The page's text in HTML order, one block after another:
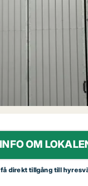
OM
få direkt tillgång till